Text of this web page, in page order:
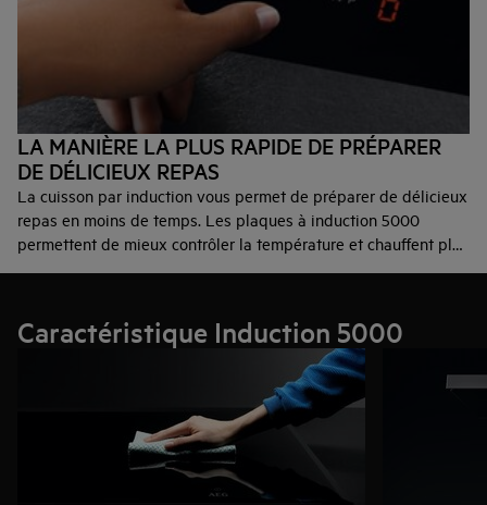
LA MANIÈRE LA PLUS RAPIDE DE PRÉPARER
DE DÉLICIEUX REPAS
La cuisson par induction vous permet de préparer de délicieux
repas en moins de temps. Les plaques à induction 5000
permettent de mieux contrôler la température et chauffent plus
Caractéristique Induction 5000